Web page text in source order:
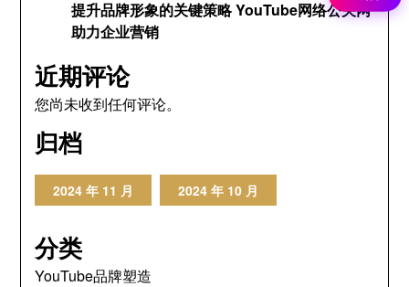
提升品牌形象的关键策略 YouTube网络公关网
助力企业营销
近期评论
您尚未收到任何评论。
归档
2024 年 11 月 2024 年 10 月
分类
YouTube品牌塑造